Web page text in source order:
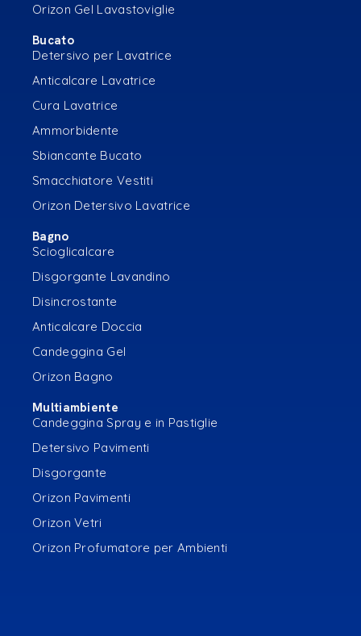
Orizon Gel Lavastoviglie
Bucato
Detersivo per Lavatrice
Anticalcare Lavatrice
Cura Lavatrice
Ammorbidente
Sbiancante Bucato
Smacchiatore Vestiti
Orizon Detersivo Lavatrice
Bagno
Scioglicalcare
Disgorgante Lavandino
Disincrostante
Anticalcare Doccia
Candeggina Gel
Orizon Bagno
Multiambiente
Candeggina Spray e in Pastiglie
Detersivo Pavimenti
Disgorgante
Orizon Pavimenti
Orizon Vetri
Orizon Profumatore per Ambienti